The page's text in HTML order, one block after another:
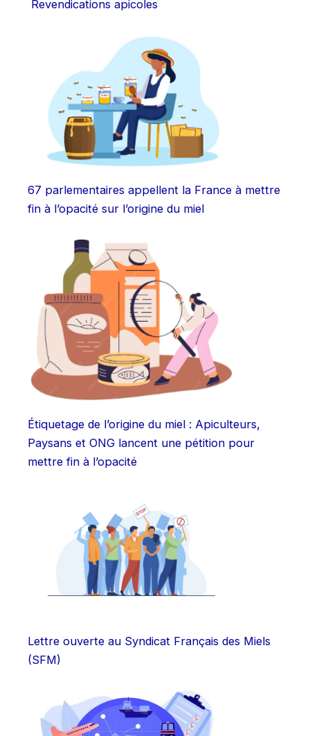
Revendications apicoles
67 parlementaires appellent la France à mettre
fin à l’opacité sur l’origine du miel
Étiquetage de l’origine du miel : Apiculteurs,
Paysans et ONG lancent une pétition pour
mettre fin à l’opacité
Lettre ouverte au Syndicat Français des Miels
(SFM)